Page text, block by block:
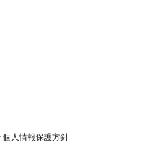
個人情報保護方針